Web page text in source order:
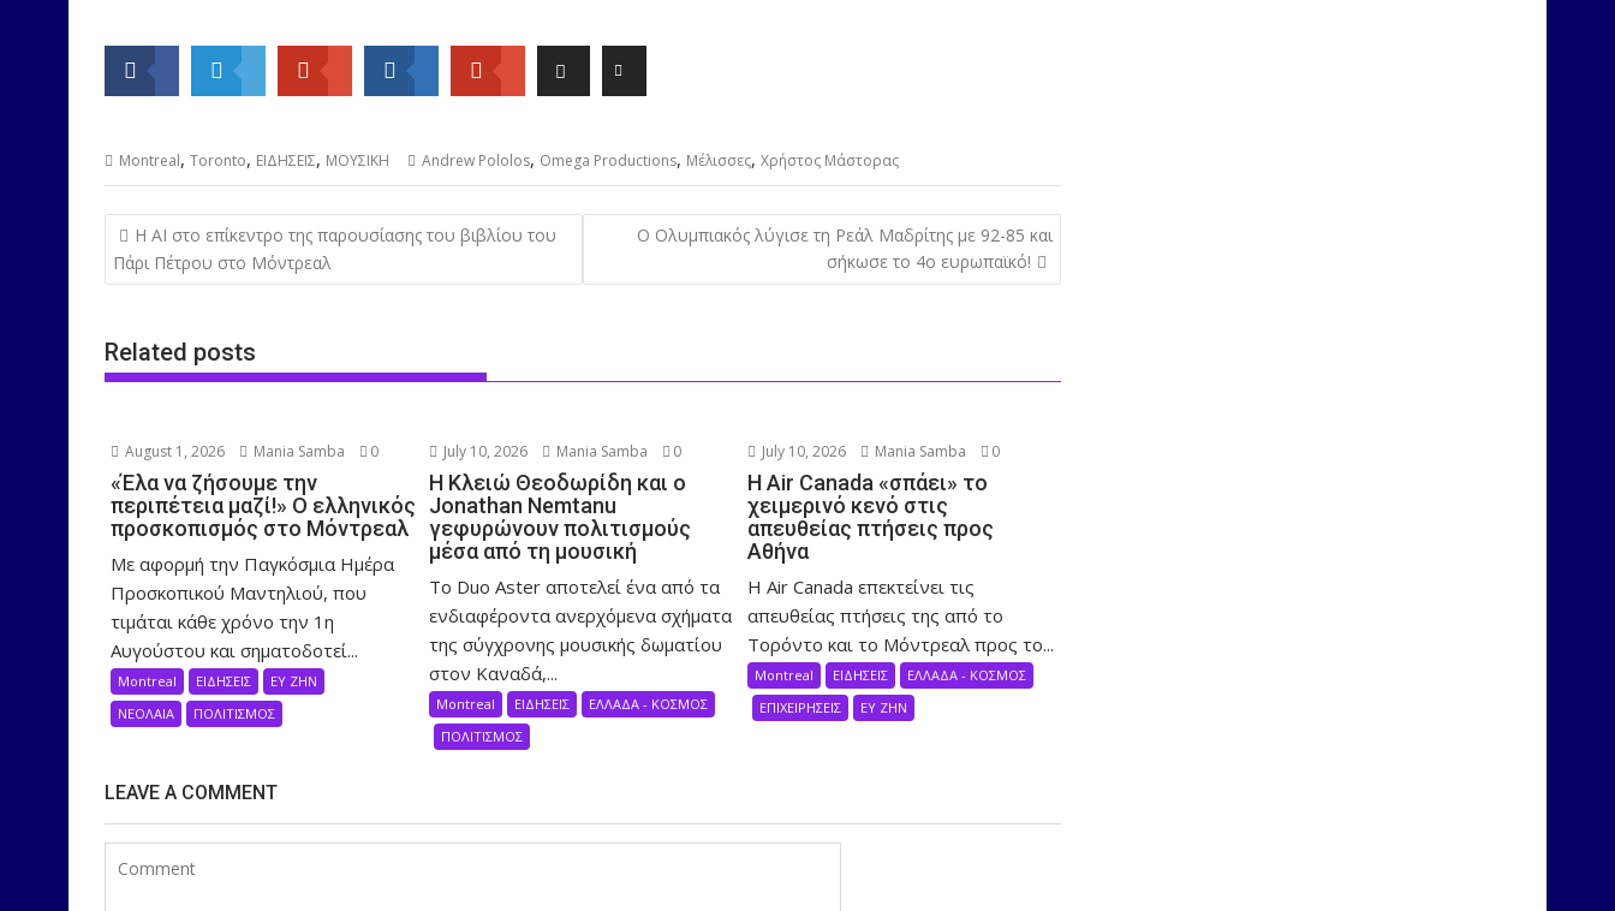
Montreal, Toronto, ΕΙΔΗΣΕΙΣ, ΜΟΥΣΙΚΗ Andrew Pololos, Omega Productions, Μέλισσες, Χρήστος Μάστορας
Post
navigation
Η ΑΙ στο επίκεντρο της παρουσίασης του βιβλίου του
Πάρι Πέτρου στο Μόντρεαλ
Ο Ολυμπιακός λύγισε τη Ρεάλ Μαδρίτης με 92-85 και
σήκωσε το 4ο ευρωπαϊκό!
Related posts
August 1, 2026 Mania Samba 0
«Έλα να ζήσουμε την
περιπέτεια μαζί!» Ο ελληνικός
προσκοπισμός στο Μόντρεαλ
Με αφορμή την Παγκόσμια Ημέρα
Προσκοπικού Μαντηλιού, που
τιμάται κάθε χρόνο την 1η
Αυγούστου και σηματοδοτεί...
Montreal ΕΙΔΗΣΕΙΣ
ΕΥ ΖΗΝ
ΝΕΟΛΑΙΑ
ΠΟΛΙΤΙΣΜΟΣ
July 10, 2026 Mania Samba 0
Η Κλειώ Θεοδωρίδη και ο
Jonathan Nemtanu
γεφυρώνουν πολιτισμούς
μέσα από τη μουσική
Το Duo Aster αποτελεί ένα από τα
ενδιαφέροντα ανερχόμενα σχήματα
της σύγχρονης μουσικής δωματίου
στον Καναδά,...
Montreal ΕΙΔΗΣΕΙΣ
ΕΛΛΑΔΑ - ΚΟΣΜΟΣ
ΠΟΛΙΤΙΣΜΟΣ
July 10, 2026 Mania Samba 0
Η Air Canada «σπάει» το
χειμερινό κενό στις
απευθείας πτήσεις προς
Αθήνα
Η Air Canada επεκτείνει τις
απευθείας πτήσεις της από το
Τορόντο και το Μόντρεαλ προς το...
Montreal ΕΙΔΗΣΕΙΣ
ΕΛΛΑΔΑ - ΚΟΣΜΟΣ
ΕΠΙΧΕΙΡΗΣΕΙΣ
ΕΥ ΖΗΝ
LEAVE A COMMENT